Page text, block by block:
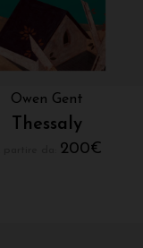
Owen Gent
Thessaly
200€